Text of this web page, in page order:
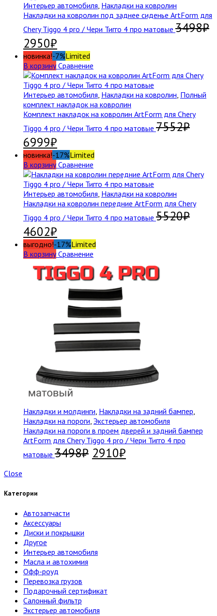
Интерьер автомобиля, Накладки на ковролин
Накладки на ковролин под заднее сиденье ArtForm для
Chery Tiggo 4 pro / Чери Тигго 4 про матовые 3498₽
2950₽
новинка!-7%Limited
В корзину Сравнение
Интерьер автомобиля, Накладки на ковролин, Полный
комплект накладок на ковролин
Комплект накладок на ковролин ArtForm для Chery
Tiggo 4 pro / Чери Тигго 4 про матовые 7552₽
6999₽
новинка!-17%Limited
В корзину Сравнение
Интерьер автомобиля, Накладки на ковролин
Накладки на ковролин передние ArtForm для Chery
Tiggo 4 pro / Чери Тигго 4 про матовые 5520₽
4602₽
выгодно!-17%Limited
В корзину Сравнение
Накладки и молдинги, Накладки на задний бампер,
Накладки на пороги, Экстерьер автомобиля
Накладки на пороги в проем дверей и задний бампер
ArtForm для Chery Tiggo 4 pro / Чери Тигго 4 про
матовые 3498₽ 2910₽
Close
Категории
Автозапчасти
Аксессуары
Диски и покрышки
Другое
Интерьер автомобиля
Масла и автохимия
Офф-роуд
Перевозка грузов
Подарочный сертификат
Салонный фильтр
Экстерьер автомобиля